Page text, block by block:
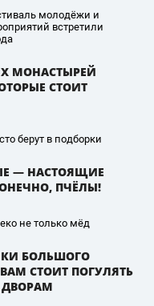
молодёжи и
встретили
МОНАСТЫРЕЙ
СТОИТ
берут в подборки
— НАСТОЯЩИЕ
ПЧЁЛЫ!
не только мёд
БОЛЬШОГО
СТОИТ ПОГУЛЯТЬ